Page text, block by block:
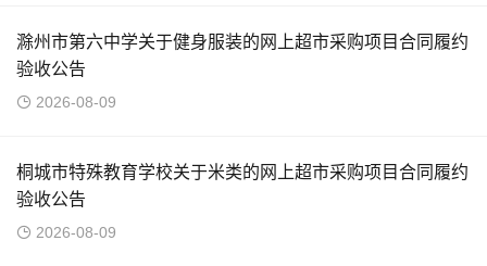
滁州市第六中学关于健身服装的网上超市采购项目合同履约
验收公告
2026-08-09
桐城市特殊教育学校关于米类的网上超市采购项目合同履约
验收公告
2026-08-09